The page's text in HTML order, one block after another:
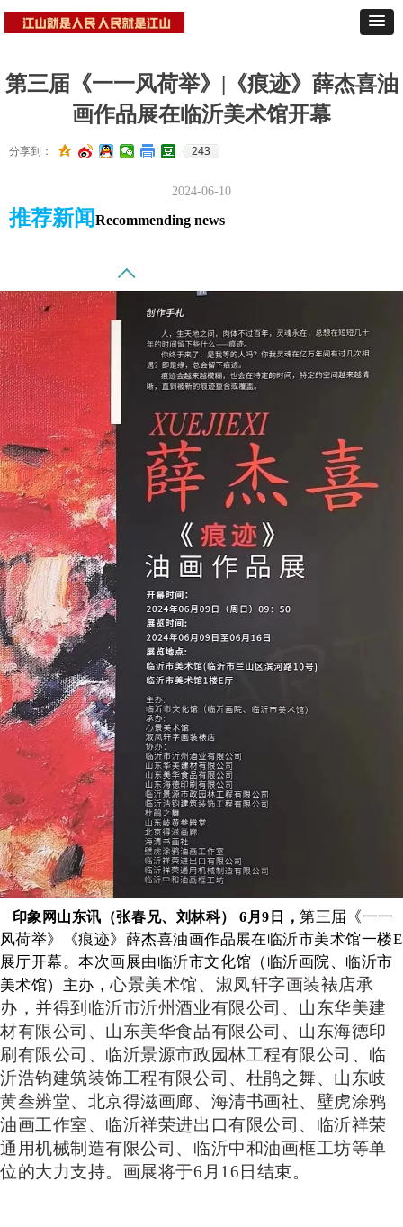
第三届《一一风荷举》|《痕迹》薛杰喜油
画作品展在临沂美术馆开幕
印象网山东讯（张春兄、刘林科） 6月9日，第三届《一一
风荷举》《痕迹》薛杰喜油画作品展在临沂市美术馆一楼E
展厅开幕。本次画展由临沂市文化馆（临沂画院、临沂市
美术馆）主办，心景美术馆、 淑凤轩字画装裱店承
办，并得到 临沂市沂州酒业有限公司 、 山东华美建
材有限公司 、 山东美华食品有限公司 、 山东海德印
刷有限公司 、 临沂景源市政园林工程有限公司 、 临
沂浩钧建筑装饰工程有限公司 、 杜鹃之舞、 山东岐
黄叁辨堂、 北京得滋画廊、 海清书画社、 壁虎涂鸦
油画工作室、 临沂祥荣进出口有限公司 、 临沂祥荣
通用机械制造有限公司 、 临沂中和油画框工坊等单
位的大力支持。画展将于6月16日结束。
2024-06-10
推荐新闻 Recommending news
分享到： 243